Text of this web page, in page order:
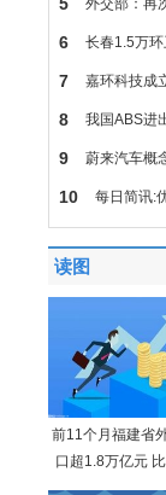
外交部：再
6 长春1.5万
7 嘉环科技成
8 我国ABS进
9 蔚来汽车概
10 每日简讯:
读图
前11个月福建省
口超1.8万亿元